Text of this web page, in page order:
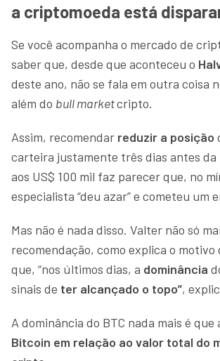
a criptomoeda está
Se você acompanha o mercado de
saber que, desde que aconteceu o
deste ano, não se fala em outra coisa
além do bull marketcripto.
Assim, recomendar reduzir a posição
carteira justamente três dias antes da
aos US$ 100 mil faz parecer que, no
especialista “deu azar” e cometeu um
Mas não é nada disso. Valter não só
recomendação, como explica o motivo
que, “nos últimos dias, a dominância
sinais de ter alcançado o topo”,
A dominância do BTC nada mais é que
Bitcoin em relação ao valor total do